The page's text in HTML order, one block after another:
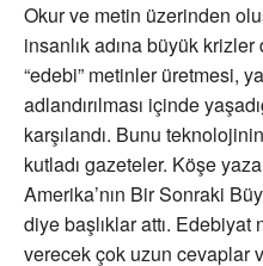
Okur ve metin üzerinden
insanlık adına büyük krizler
“edebi” metinler üretmesi,
adlandırılması içinde
karşılandı. Bunu
kutladı gazeteler. Köşe
Amerika’nın Bir Sonraki
diye başlıklar attı.
verecek çok uzun cevaplar